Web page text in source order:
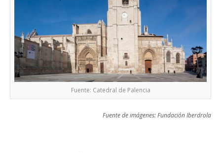
Fuente: Catedral de Palencia
Fuente de imágenes: Fundación Iberdrola